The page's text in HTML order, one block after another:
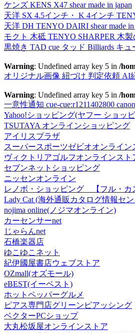
ケンズ KENS X47 shear made in japan
天洋 SX 4.5インチ・ K 4インチ
天洋 DH TENYO DAIRI shear made in
モクト 木砥 TENYO SHARPER 木
黒焼き TAD cue タッド Billiards キ
Warning: Undefined array key 5 in /
オリジナル画像 紐づけ 判定依頼 AI
Warning: Undefined array key 5 in /
一意性通知 cue-cue:r1211402800
Yahoo!ショッピング(ヤフー ショッ
TSUTAYA オンラインショッピング
アイリスプラザ
スーパースポーツゼビオオンライン
ヴィクトリアゴルフオンラインスト
セブンネットショッピング
ニッセンオンライン
レノボ・ショッピング 【フル・カ
Lady Cat (海外通販カタログ情報セン
nojima online(ノジマオンライン)
カーセンサーnet
じゃらんnet
石橋楽器店
ゆこゆこネット
紀伊國屋書店ウェブストア
OZmall(オズモール)
eBEST(イーベスト)
ホットペッパーグルメ
ピアス専門店グリーンピアッシング
ベクターPCショップ
大丸松坂屋オンラインストア